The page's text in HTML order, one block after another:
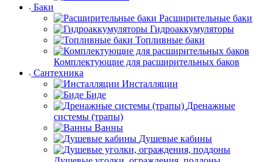
Баки
Расширительные баки
Гидроаккумуляторы
Топливные баки
Комплектующие для расширительных баков
Сантехника
Инсталляции
Биде
Дренажные
системы (трапы)
Ванны
Душевые кабины